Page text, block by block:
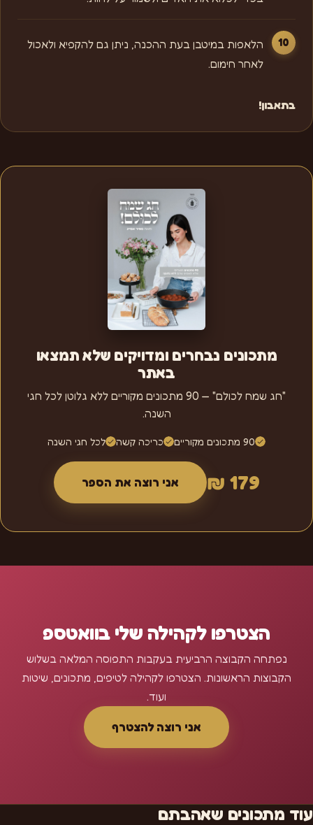
הלאפות במיטבן בעת ההכנה, ניתן גם להקפיא ולאכול
לאחר חימום.
בתאבון!
מתכונים נבחרים ומדויקים שלא תמצאו
באתר
"חג שמח לכולם" — 90 מתכונים מקוריים ללא גלוטן לכל חגי
השנה.
90 מתכונים מקוריים כריכה קשה לכל חגי השנה
179 ₪ אני רוצה את הספר
הצטרפו לקהילה שלי בוואטספ
נפתחה הקבוצה הרביעית בעקבות התפוסה המלאה בשלוש
הקבוצות הראשונות. הצטרפו לקהילה לטיפים, מתכונים, שיטות
ועוד.
אני רוצה להצטרף
עוד מתכונים שאהבתם